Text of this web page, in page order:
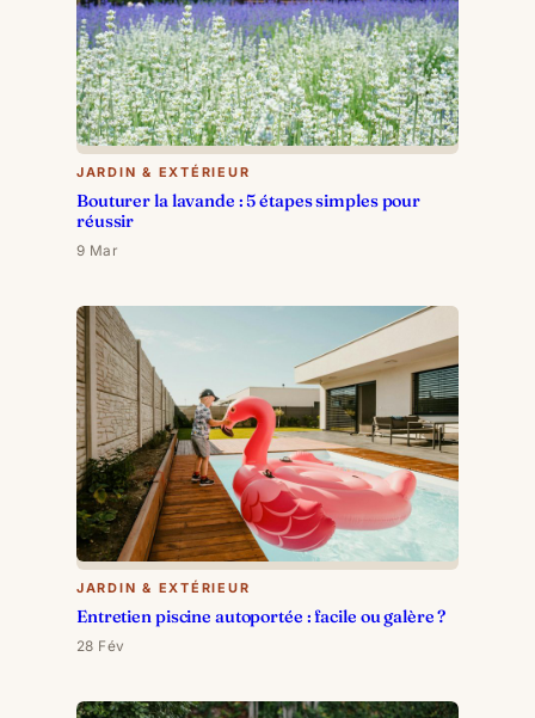
JARDIN & EXTÉRIEUR
Bouturer la lavande : 5 étapes simples pour
réussir
9 Mar
JARDIN & EXTÉRIEUR
Entretien piscine autoportée : facile ou galère ?
28 Fév